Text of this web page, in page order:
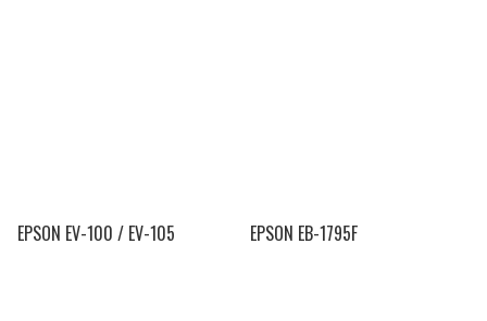
EPSON EV-100 / EV-105 EPSON EB-1795F